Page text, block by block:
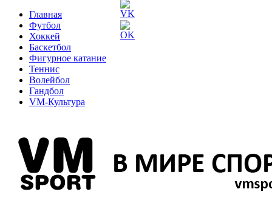
Главная
Футбол
Хоккей
Баскетбол
Фигурное катание
Теннис
Волейбол
Гандбол
VM-Культура